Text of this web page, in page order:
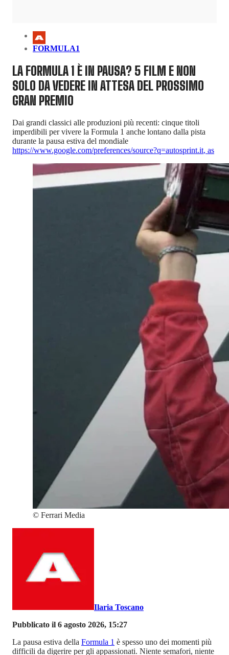
FORMULA1
LA FORMULA 1 È IN PAUSA? 5 FILM E NON
SOLO DA VEDERE IN ATTESA DEL PROSSIMO
GRAN PREMIO
Dai grandi classici alle produzioni più recenti: cinque titoli
imperdibili per vivere la Formula 1 anche lontano dalla pista
durante la pausa estiva del mondiale
https://www.google.com/preferences/source?q=autosprint.it, as
© Ferrari Media
Ilaria Toscano
Pubblicato il 6 agosto 2026, 15:27
La pausa estiva della Formula 1 è spesso uno dei momenti più
difficili da digerire per gli appassionati. Niente semafori, niente